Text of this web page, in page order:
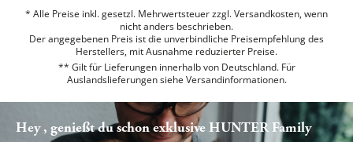
* Alle Preise inkl. gesetzl. Mehrwertsteuer zzgl. Versandkosten, wenn
nicht anders beschrieben.
Der angegebenen Preis ist die unverbindliche Preisempfehlung des
Herstellers, mit Ausnahme reduzierter Preise.
** Gilt für Lieferungen innerhalb von Deutschland. Für
Auslandslieferungen siehe Versandinformationen.
Hey , genießt du schon exklusive HUNTER Family